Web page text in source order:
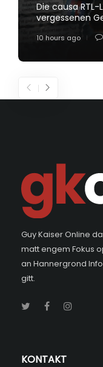
Die causa
vergessenen
10 hours ago
Guy Kaiser Online
matt engem Fokus
an Hannergrond
gitt.
KONTAKT